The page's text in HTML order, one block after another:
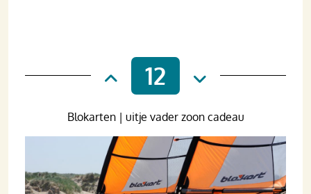
12
Blokarten | uitje vader zoon cadeau